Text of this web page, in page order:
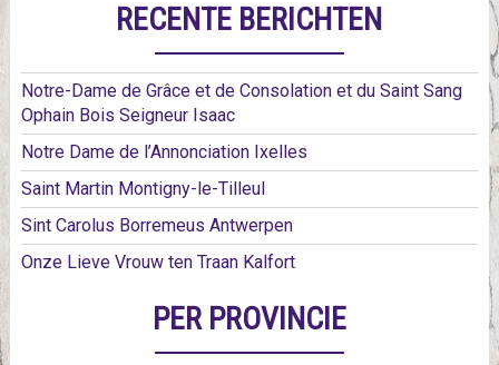
RECENTE BERICHTEN
Notre-Dame de Grâce et de Consolation et du Saint Sang
Ophain Bois Seigneur Isaac
Notre Dame de l’Annonciation Ixelles
Saint Martin Montigny-le-Tilleul
Sint Carolus Borremeus Antwerpen
Onze Lieve Vrouw ten Traan Kalfort
PER PROVINCIE